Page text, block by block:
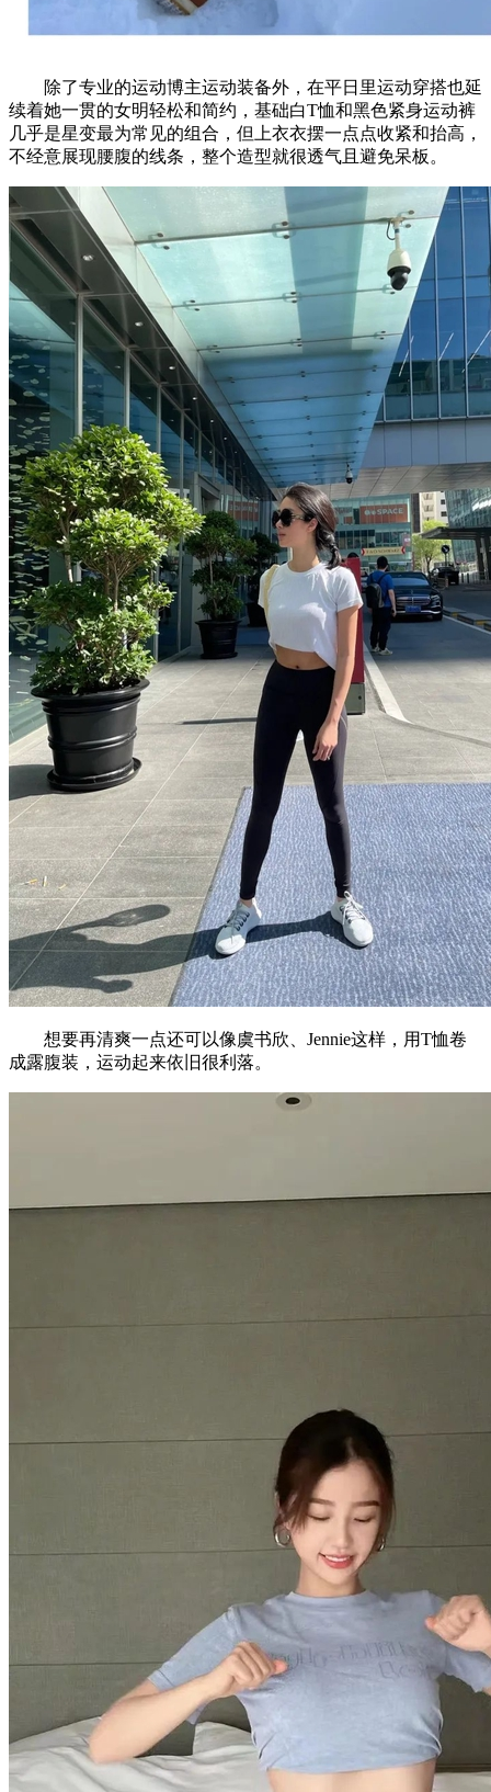
除了专业的运动博主运动装备外，在平日里运动穿搭也延
续着她一贯的女明轻松和简约，基础白T恤和黑色紧身运动裤
几乎是星变最为常见的组合，但上衣衣摆一点点收紧和抬高，
不经意展现腰腹的线条，整个造型就很透气且避免呆板。
想要再清爽一点还可以像虞书欣、Jennie这样，用T恤卷
成露腹装，运动起来依旧很利落。